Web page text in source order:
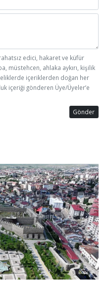
edici, hakaret ve küfür
müstehcen, ahlaka aykırı, kişilik
içeriklerden doğan her
içeriği gönderen Üye/Üyeler’e
Gönder